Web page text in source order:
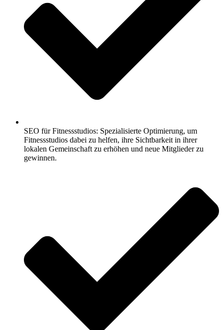
SEO für Fitnessstudios: Spezialisierte Optimierung, um
Fitnessstudios dabei zu helfen, ihre Sichtbarkeit in ihrer
lokalen Gemeinschaft zu erhöhen und neue Mitglieder zu
gewinnen.